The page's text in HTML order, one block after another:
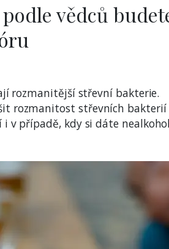
vědců
rozmanitější střevní bakterie.
rozmanitost střevních bakterií
v případě, kdy si dáte